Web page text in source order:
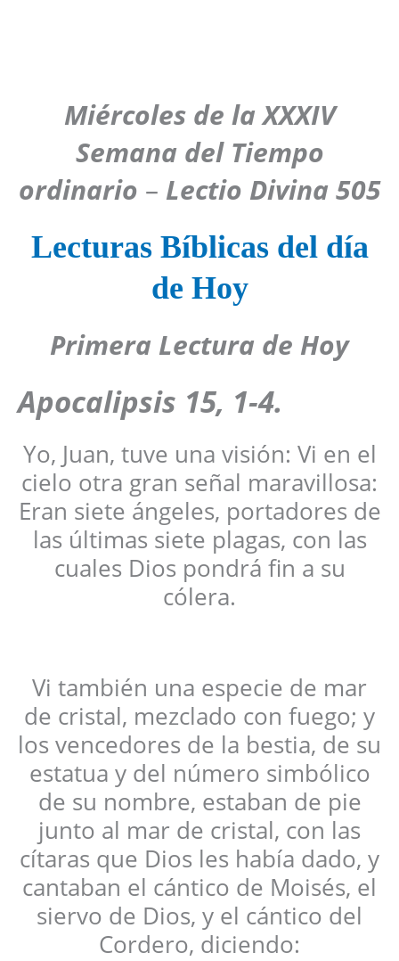
Miércoles de la XXXIV
Semana del Tiempo
ordinario – Lectio Divina 505
Lecturas Bíblicas del día
de Hoy
Primera Lectura de Hoy
Apocalipsis 15, 1-4.
Yo, Juan, tuve una visión: Vi en el
cielo otra gran señal maravillosa:
Eran siete ángeles, portadores de
las últimas siete plagas, con las
cuales Dios pondrá fin a su
cólera.
Vi también una especie de mar
de cristal, mezclado con fuego; y
los vencedores de la bestia, de su
estatua y del número simbólico
de su nombre, estaban de pie
junto al mar de cristal, con las
cítaras que Dios les había dado, y
cantaban el cántico de Moisés, el
siervo de Dios, y el cántico del
Cordero, diciendo: